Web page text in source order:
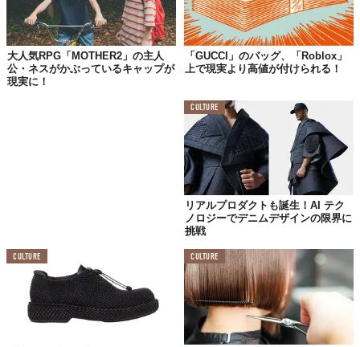
というのも、これらのアイテムはロブロックスが新たに導入した
「レイヤードクロージング」という機能を活用していて、体型に
関わらず“本当に着ているように”
フィットし、ドレープや質感も
再現されているそう。
重ね着にも対応していて、バー
チャル世界での無限の組み合わせも楽しめるとか。
今後も定期的にアップデートされていくとのことで、まだまだ多
ちなみに、ファッションブランドがロブロックス上に常設空間を
が初めて。今後どんなブランドが後に続く
か、新たな世界でのファッション業界の
動向 にも注目したい。
大人気RPG「MOTHER2」の主人
公・ネスがかぶっているキャップが
現実に！
「GUCCI」のバッグ、「Roblox」
上で現実より高値が付けられる！
CULTURE
リアルプロダクトも誕生！AI テク
ノロジーでデニムデザインの限界に
挑戦
CULTURE CULTURE